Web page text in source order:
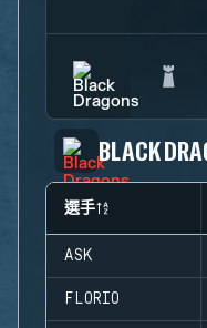
BLACK
選手
ASK
FLORIO